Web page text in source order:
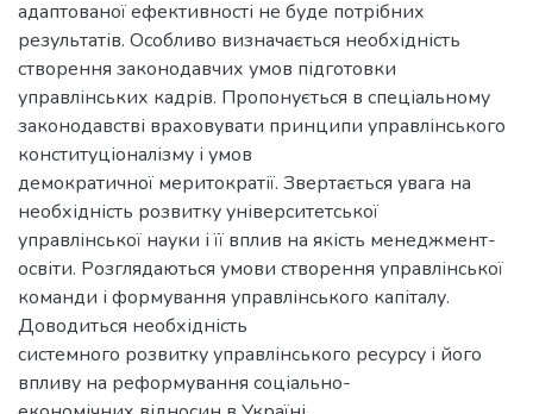
адаптованої ефективності не буде потрібних
результатів. Особливо визначається необхідність
створення законодавчих умов підготовки
управлінських кадрів. Пропонується в спеціальному
законодавстві враховувати принципи управлінського
конституціоналізму і умов
демократичної меритократії. Звертається увага на
необхідність розвитку університетської
управлінської науки і її вплив на якість менеджмент-
освіти. Розглядаються умови створення управлінської
команди і формування управлінського капіталу.
Доводиться необхідність
системного розвитку управлінського ресурсу і його
впливу на реформування соціально-